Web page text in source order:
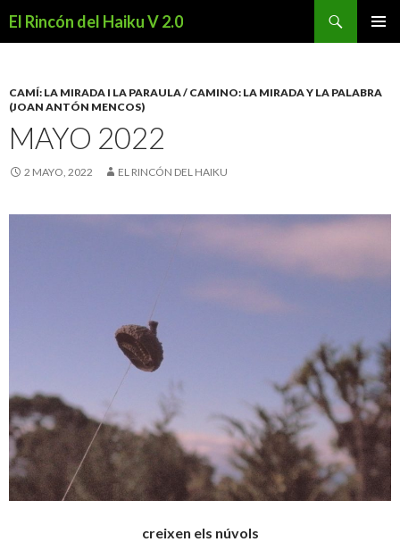
El Rincón del Haiku V 2.0
CAMÍ: LA MIRADA I LA PARAULA / CAMINO: LA MIRADA Y LA PALABRA
(JOAN ANTÓN MENCOS)
MAYO 2022
2 MAYO, 2022 EL RINCÓN DEL HAIKU
creixen els núvols